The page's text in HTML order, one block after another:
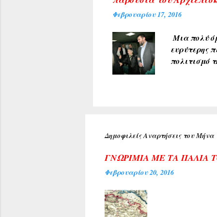
από άλλες
που
Φεβρουαρίου 17, 2016
Μια πολύ
ευρύτερης
πολιτισμό
πρύτανη
αιθούσης
τιμή για
Δημοφιλείς Αναρτήσεις του Μήνα
ΓΝΩΡΙΜΙΑ ΜΕ ΤΑ ΠΑΛΙΑ
Φεβρουαρίου 20, 2016